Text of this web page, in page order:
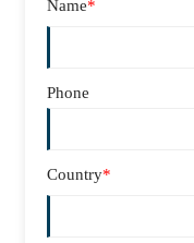
Name*
Phone
Country*